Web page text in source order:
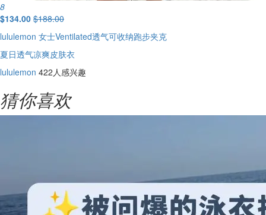
8
$134.00 $188.00
lululemon 女士Ventilated透气可收纳跑步夹克
夏日透气凉爽皮肤衣
lululemon 422人感兴趣
猜你喜欢